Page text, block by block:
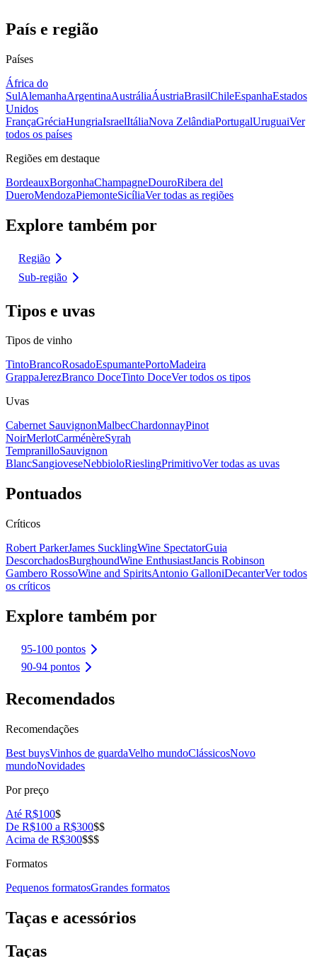
País e região
Países
África do
SulAlemanhaArgentinaAustráliaÁustriaBrasilChileEspanhaEstados
Unidos
FrançaGréciaHungriaIsraelItáliaNova ZelândiaPortugalUruguaiVer
todos os países
Regiões em destaque
BordeauxBorgonhaChampagneDouroRibera del
DueroMendozaPiemonteSicíliaVer todas as regiões
Explore também por
Região
Sub-região
Tipos e uvas
Tipos de vinho
TintoBrancoRosadoEspumantePortoMadeira
GrappaJerezBranco DoceTinto DoceVer todos os tipos
Uvas
Cabernet SauvignonMalbecChardonnayPinot
NoirMerlotCarménèreSyrah
TempranilloSauvignon
BlancSangioveseNebbioloRieslingPrimitivoVer todas as uvas
Pontuados
Críticos
Robert ParkerJames SucklingWine SpectatorGuia
DescorchadosBurghoundWine EnthusiastJancis Robinson
Gambero RossoWine and SpiritsAntonio GalloniDecanterVer todos
os críticos
Explore também por
95-100 pontos
90-94 pontos
Recomendados
Recomendações
Best buysVinhos de guardaVelho mundoClássicosNovo
mundoNovidades
Por preço
Até R$100$
De R$100 a R$300$$
Acima de R$300$$$
Formatos
Pequenos formatosGrandes formatos
Taças e acessórios
Taças